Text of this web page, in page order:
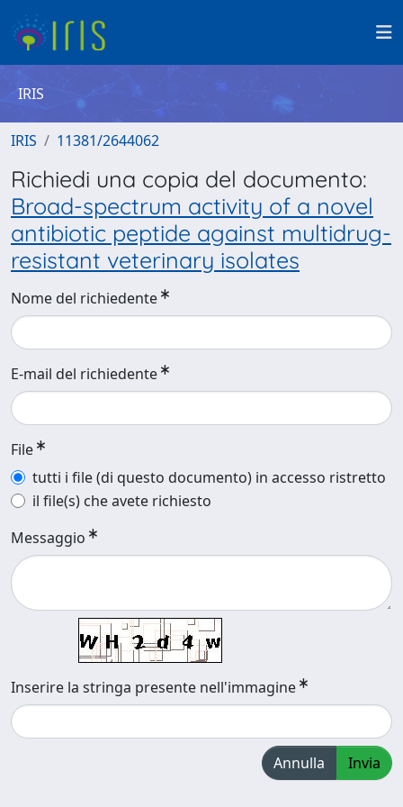
IRIS
IRIS 11381/2644062
Richiedi una copia del documento:
Broad-spectrum activity of a novel
antibiotic peptide against multidrug-
resistant veterinary isolates
Nome del richiedente
E-mail del richiedente
File
tutti i file (di questo documento) in accesso ristretto
il file(s) che avete richiesto
Messaggio
Inserire la stringa presente nell'immagine
Annulla Invia